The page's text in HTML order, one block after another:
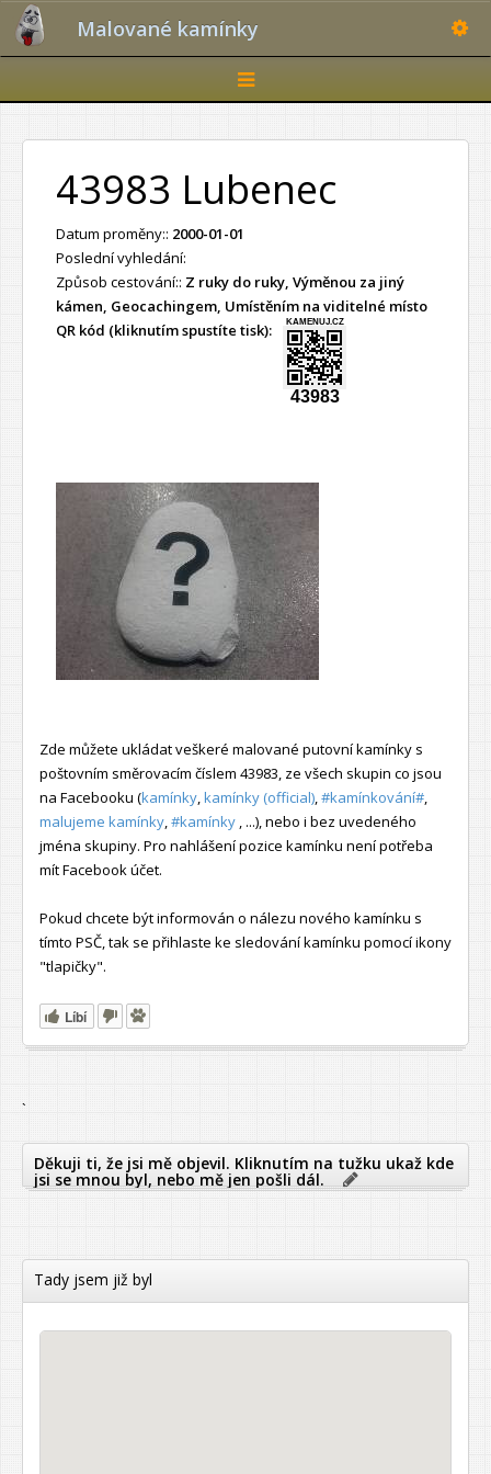
Malované kamínky
Toggle
navigation
43983 Lubenec
Datum proměny:: 2000-01-01
Poslední vyhledání:
Způsob cestování:: Z ruky do ruky, Výměnou za jiný
kámen, Geocachingem, Umístěním na viditelné místo
QR kód (kliknutím spustíte tisk):
KAMENUJ.CZ
43983
Zde můžete ukládat veškeré malované putovní kamínky s
poštovním směrovacím číslem 43983, ze všech skupin co jsou
na Facebooku (kamínky kamínky (official) #kamínkování#
malujeme kamínky #kamínky , ...), nebo i bez uvedeného
jména skupiny. Pro nahlášení pozice kamínku není potřeba
mít Facebook účet.
Pokud chcete být informován o nálezu nového kamínku s
tímto PSČ, tak se přihlaste ke sledování kamínku pomocí ikony
"tlapičky".
Líbí
`
Děkuji ti, že jsi mě objevil. Kliknutím na tužku ukaž kde
jsi se mnou byl, nebo mě jen pošli dál.
Tady jsem již byl